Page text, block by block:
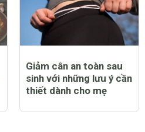
Giảm cân an toàn sau
sinh với những lưu ý cần
thiết dành cho mẹ